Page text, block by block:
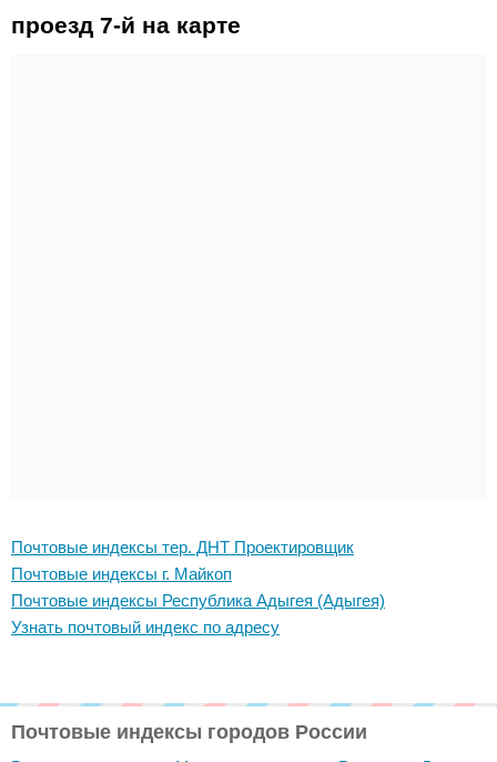
проезд 7-й на карте
Почтовые индексы тер. ДНТ Проектировщик
Почтовые индексы г. Майкоп
Почтовые индексы Республика Адыгея (Адыгея)
Узнать почтовый индекс по адресу
Почтовые индексы городов России